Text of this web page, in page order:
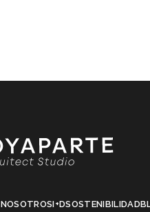
NOSOTROSI+DSOSTENIBILIDAD